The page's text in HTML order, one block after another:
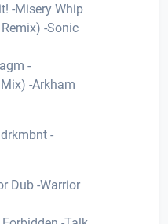
-Misery Whip
-Sonic
-
-Arkham
-
Dub -Warrior